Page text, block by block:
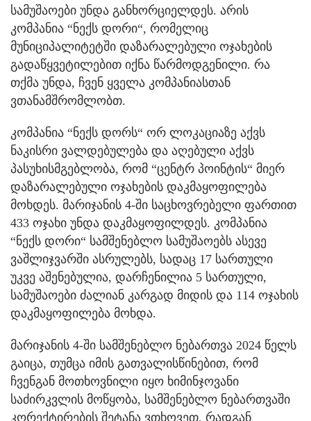
სამუშაოები უნდა განხორციელდეს. არის
კომპანია “ნექს დორი“, რომელიც
მუნიციპალიტეტში დაზარალებული ოჯახების
გადაწყვეტილებით იქნა წარმოდგენილი. რა
თქმა უნდა, ჩვენ ყველა კომპანიასთან
ვთანამშრომლობთ.
კომპანია “ნექს დორს“ ორ ლოკაციაზე აქვს
ნაკისრი ვალდებულება და აღებული აქვს
პასუხისმგებლობა, რომ “ცენტრ პოინტის“ მიერ
დაზარალებული ოჯახების დაკმაყოფილება
მოხდეს. მარიჯანის 4-ში საცხოვრებელი ფართით
433 ოჯახი უნდა დაკმაყოფილდეს. კომპანია
“ნექს დორი“ სამშენებლო სამუშაოებს ასევე
ვაშლიჯვარში ასრულებს, სადაც 17 სართული
უკვე აშენებულია, დარჩენილია 5 სართული,
სამუშაოები ძალიან კარგად მიდის და 114 ოჯახის
დაკმაყოფილება მოხდა.
მარიჯანის 4-ში სამშენებლო ნებართვა 2024 წელს
გაიცა, თუმცა იმის გათვალისწინებით, რომ
ჩვენგან მოთხოვნილი იყო ხიმინჯოვანი
საძირკვლის მოწყობა, სამშენებლო ნებართვაში
კორექტირების შეტანა ვთხოვეთ, რადგან